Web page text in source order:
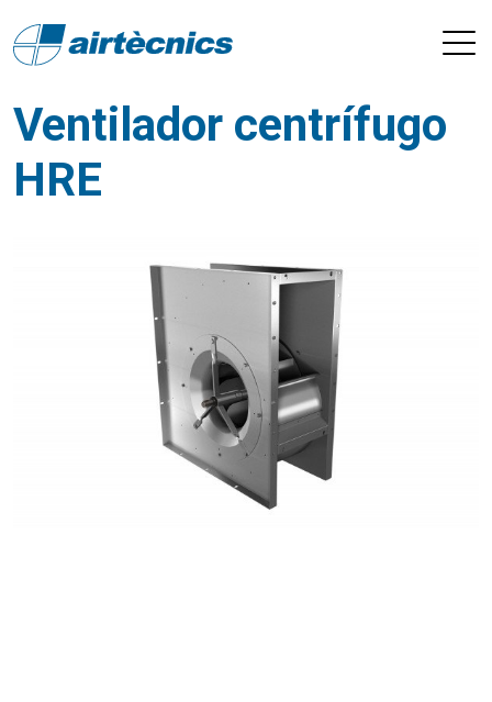
Ventilador centrífugo
HRE